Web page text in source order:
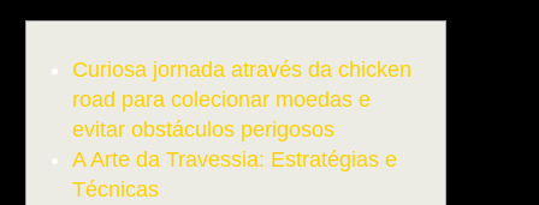
Curiosa jornada através da chicken
road para colecionar moedas e
evitar obstáculos perigosos
A Arte da Travessia: Estratégias e
Técnicas